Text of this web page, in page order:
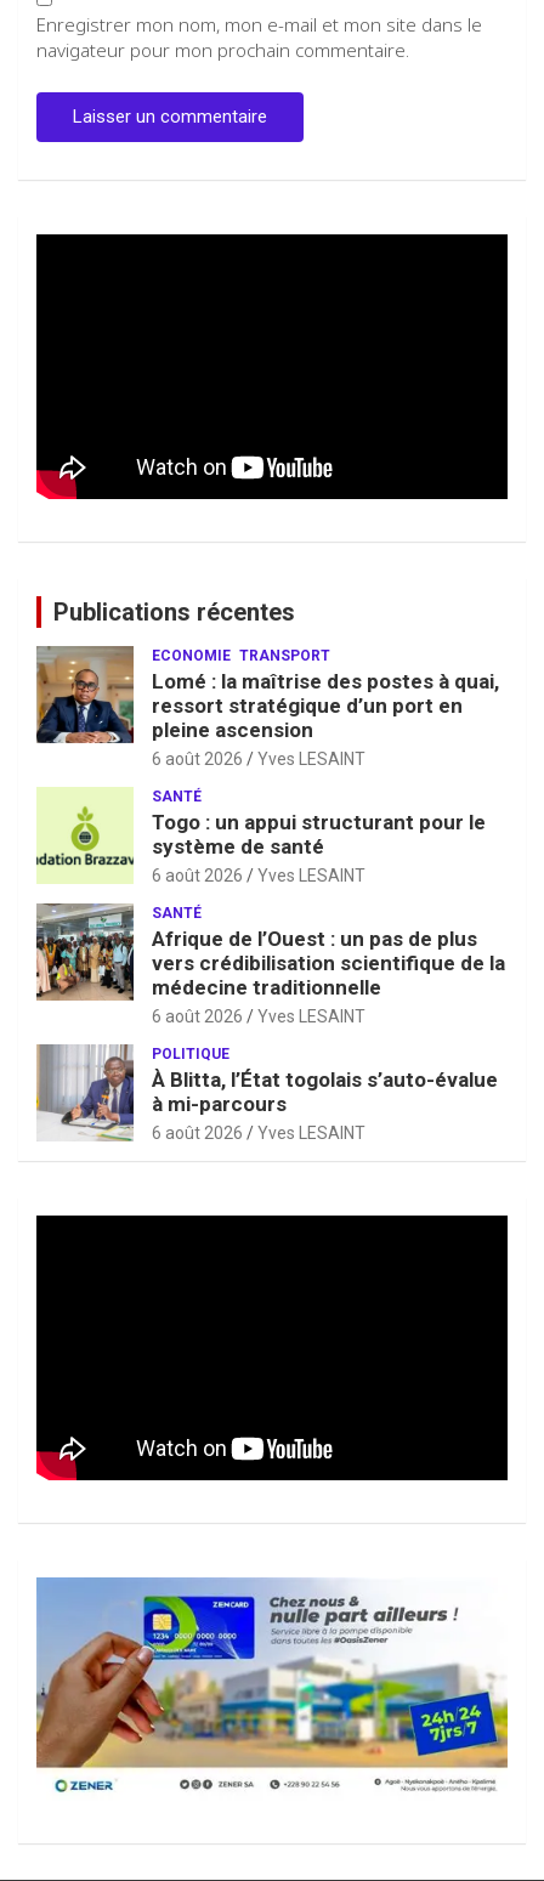
Enregistrer mon nom, mon e-mail et mon site dans le
navigateur pour mon prochain commentaire.
Publications récentes
ECONOMIE TRANSPORT
Lomé : la maîtrise des postes à quai,
ressort stratégique d’un port en
pleine ascension
6 août 2026 Yves LESAINT
SANTÉ
Togo : un appui structurant pour le
système de santé
6 août 2026 Yves LESAINT
SANTÉ
Afrique de l’Ouest : un pas de plus
vers crédibilisation scientifique de la
médecine traditionnelle
6 août 2026 Yves LESAINT
POLITIQUE
À Blitta, l’État togolais s’auto-évalue
à mi-parcours
6 août 2026 Yves LESAINT